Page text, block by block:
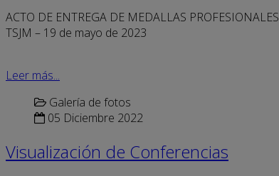
ACTO DE ENTREGA DE MEDALLAS PROFESIONALES
TSJM – 19 de mayo de 2023
Leer más...
Galería de fotos
05 Diciembre 2022
Visualización de Conferencias